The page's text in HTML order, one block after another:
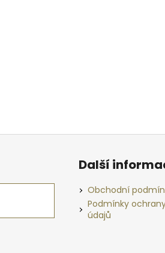
Další
Obchodní
Podmínky
údajů